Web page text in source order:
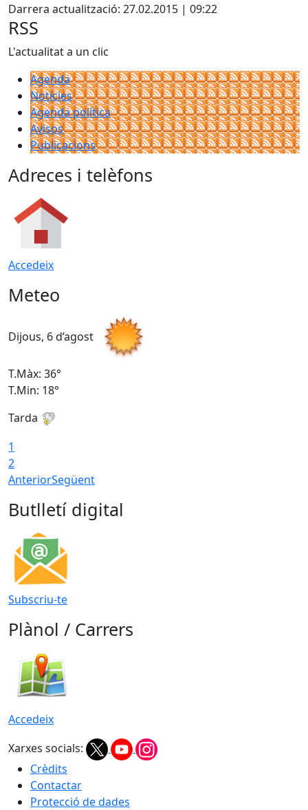
Darrera actualització: 27.02.2015 | 09:22
RSS
L'actualitat a un clic
Agenda
Notícies
Agenda política
Avisos
Publicacions
Adreces i telèfons
Accedeix
Meteo
Dijous, 6 d’agost
T.Màx: 36°
T.Min: 18°
Tarda
1
2
AnteriorSegüent
Butlletí digital
Subscriu-te
Plànol / Carrers
Accedeix
Xarxes socials:
Crèdits
Contactar
Protecció de dades